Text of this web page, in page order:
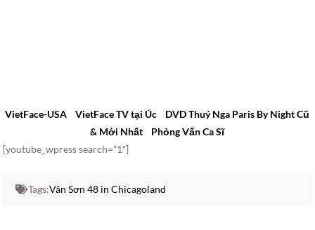
VietFace-USA VietFace TV tại Úc
DVD Thuý Nga Paris By Night Cũ
& Mới Nhất
Phỏng Vấn Ca Sĩ
[youtube_wpress search=”1″]
Tags:Vân Sơn 48 in Chicagoland